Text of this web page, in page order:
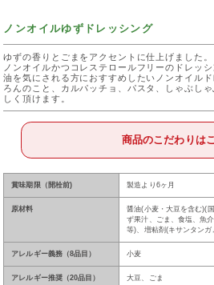
ノンオイルゆずドレッシング
ゆずの香りとごまをアクセントに仕上げました。
ノンオイルかつコレステロールフリーのドレッシ
油を気にされる方におすすめしたいノンオイル
ろんのこと、カルパッチョ、パスタ、しゃぶし
しく頂けます。
商品のこだわりは
賞味期限（開栓前) 製造より6ヶ月
原材料
醤油(小麦・大豆を含む)(
ず果汁、ごま、食塩、魚
等)、増粘剤(キサンタンガ
アレルギー義務（8品目） 小麦
アレルギー推奨（20品目） 大豆、ごま